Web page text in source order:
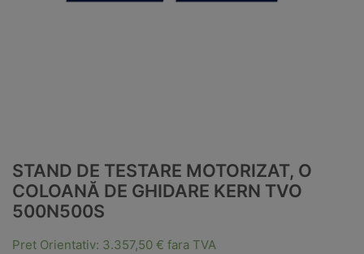
STAND DE TESTARE MOTORIZAT, O
COLOANĂ DE GHIDARE KERN TVO
500N500S
Pret Orientativ: 3.357,50 € fara TVA